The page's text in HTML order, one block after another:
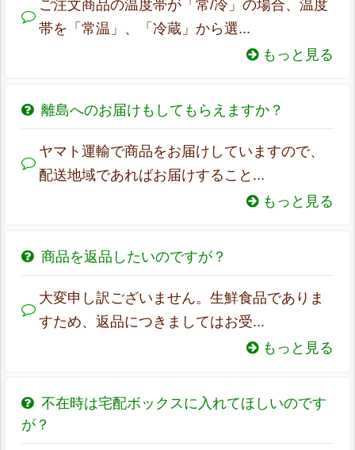
ご注文商品の温度帯が「常/冷」の場合、温度
帯を「常温」、「冷蔵」から選...
もっと見る
離島へのお届けもしてもらえますか？
ヤマト運輸で商品をお届けしていますので、
配送地域であればお届けすること...
もっと見る
商品を返品したいのですが？
大変申し訳ございません。生鮮食品でありま
すため、返品につきましてはお受...
もっと見る
不在時は宅配ボックスに入れてほしいのです
が？